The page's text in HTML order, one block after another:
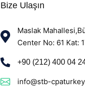
Bize Ulaşın
Maslak
Center No: 61 Kat:
+90 (212) 400 04
info@stb-